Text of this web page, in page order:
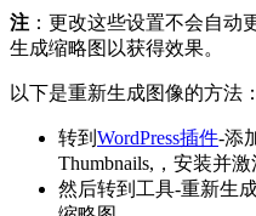
注 ：更改这些设置不会自动
生成缩略图以获得效果。
以下是重新生成图像的方法：
转到 WordPress插件-添
Thumbnails,，安装并激
然后转到工具-重新生